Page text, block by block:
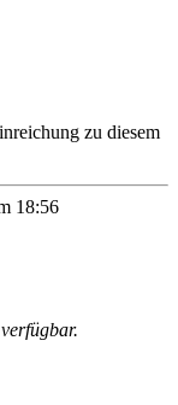
zu diesem
18:56